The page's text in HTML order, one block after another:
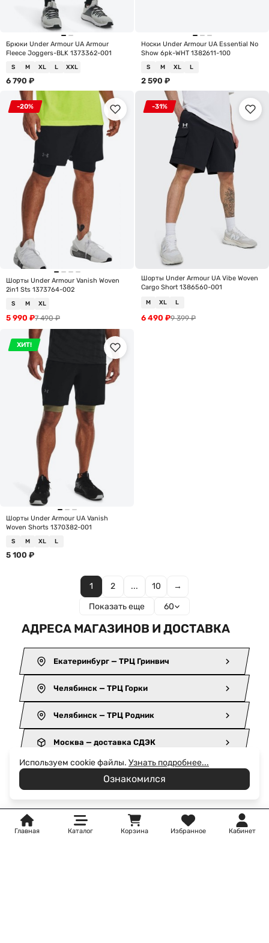
Брюки Under Armour UA Armour
Fleece Joggers-BLK 1373362-001
S M XL L XXL
6 790 ₽
Носки Under Armour UA Essential No
Show 6pk-WHT 1382611-100
S M XL L
2 590 ₽
-20%
Шорты Under Armour Vanish Woven
2in1 Sts 1373764-002
S M XL
7 490₽
5 990 ₽
-31%
Шорты Under Armour UA Vibe Woven
Cargo Short 1386560-001
M XL L
9 399₽
6 490 ₽
ХИТ!
Шорты Under Armour UA Vanish
Woven Shorts 1370382-001
S M XL L
5 100 ₽
1 2 ... 10
→
Показать еще
60
АДРЕСА МАГАЗИНОВ И ДОСТАВКА
Екатеринбург — ТРЦ Гринвич
Челябинск — ТРЦ Горки
Челябинск — ТРЦ Родник
Москва — доставка СДЭК
Санкт-Петербург — доставка СДЭК
Главная Каталог Корзина Избранное Кабинет
Контакты
Используем cookie файлы. Узнать подробнее...
Ознакомился